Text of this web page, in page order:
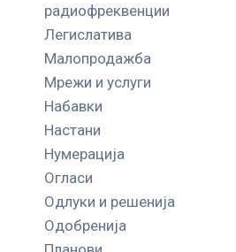
радиофреквенции
Легислатива
Малопродажба
Мрежи и услуги
Набавки
Настани
Нумерација
Огласи
Одлуки и решенија
Одобренија